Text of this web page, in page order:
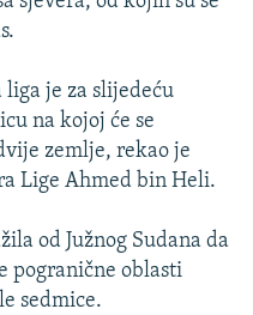
je za slijedeću
na kojoj će se
zemlje, rekao je
Lige Ahmed bin Heli.
od Južnog Sudana da
pogranične oblasti
sedmice.